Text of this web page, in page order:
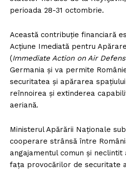
perioada 28-31 octombrie.
Această contribuție financiară
Acțiune Imediată pentru
(Immediate Action on Air
Germania și va permite
securitatea și apărarea
reînnoirea și extinderea
aeriană.
Ministerul Apărării Naționale
cooperare strânsă între
angajamentul comun și
fața provocărilor de securitate